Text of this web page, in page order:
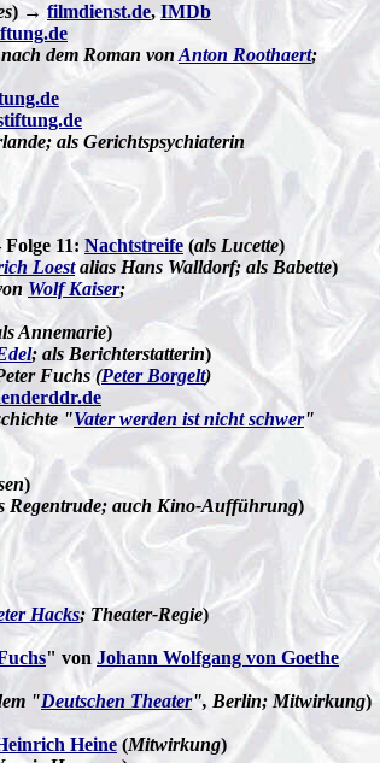
) →filmdienst.de,IMDb
dem Roman von Anton Roothaert;
als Gerichtspsychiaterin
Folge 11: Nachtstreife (als Lucette)
Loestalias Hans Walldorf; als Babette)
Wolf Kaiser;
Annemarie)
; als Berichterstatterin)
Fuchs (Peter Borgelt)
"Vater werden ist nicht schwer"
)
Regentrude; auch Kino-Aufführung)
Hacks; Theater-Regie)
" von Johann Wolfgang von Goethe
"Deutschen Theater", Berlin; Mitwirkung)
Heine (Mitwirkung)